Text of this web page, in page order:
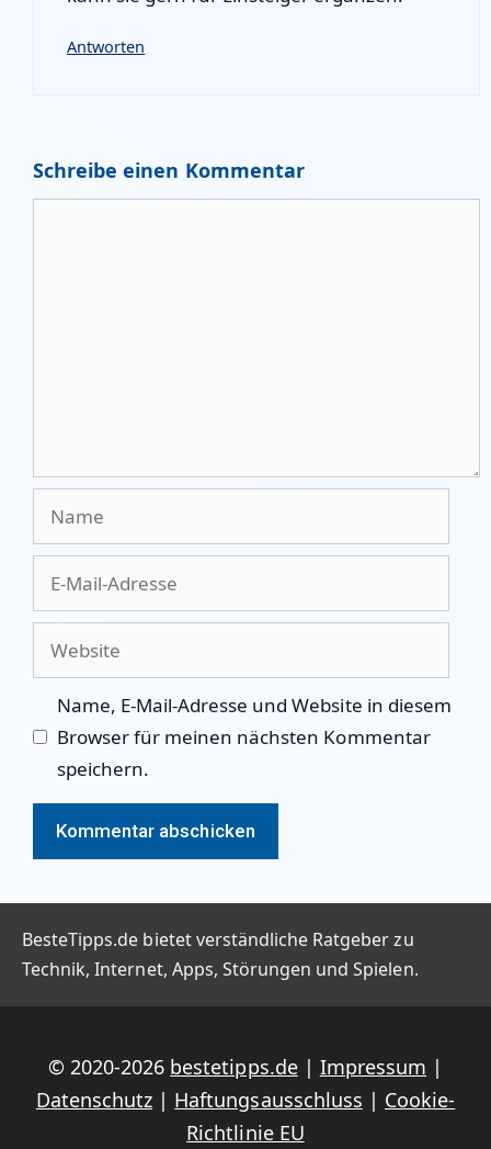
Antworten
Schreibe einen Kommentar
Name, E-Mail-Adresse und Website in diesem
Browser für meinen nächsten Kommentar
speichern.
BesteTipps.de bietet verständliche Ratgeber zu
Technik, Internet, Apps, Störungen und Spielen.
© 2020-2026 bestetipps.de| Impressum |
Datenschutz | Haftungsausschluss | Cookie-
Richtlinie EU